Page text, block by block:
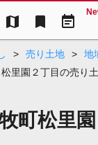
map bookmark event_note
> 売り土地 > 地
松里園２丁目の売り
町松里